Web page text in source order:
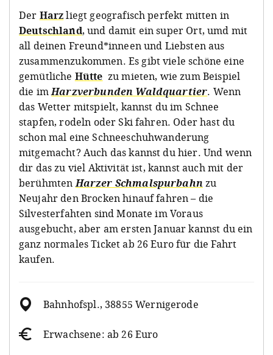
Der Harzliegt geografisch perfekt mitten in
Deutschland, und damit ein super Ort, umd mit
all deinen Freund*inneen und Liebsten aus
zusammenzukommen. Es gibt viele schöne eine
gemütliche Hütte zu mieten, wie zum Beispiel
die imHarzverbunden Waldquartier. Wenn
das Wetter mitspielt, kannst du im Schnee
stapfen, rodeln oder Ski fahren. Oder hast du
schon mal eine Schneeschuhwanderung
mitgemacht? Auch das kannst du hier. Und wenn
dir das zu viel Aktivität ist, kannst auch mit der
berühmtenHarzer Schmalspurbahnzu
Neujahr den Brocken hinauf fahren – die
Silvesterfahten sind Monate im Voraus
ausgebucht, aber am ersten Januar kannst du ein
ganz normales Ticket ab 26 Euro für die Fahrt
kaufen.
Bahnhofspl., 38855 Wernigerode
Erwachsene: ab 26 Euro